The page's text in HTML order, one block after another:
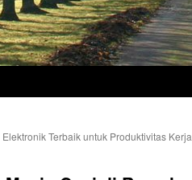
Terbaik untuk Produktivitas Kerja